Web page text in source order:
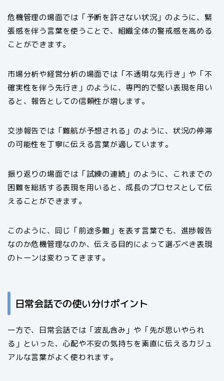
危機管理の場面では「予断を許さない状況」のように、緊
張感を伴う言葉を使うことで、組織全体の警戒感を高める
ことができます。
市場分析や経営分析の場面では「不透明な先行き」や「不
確実性を伴う先行き」のように、専門的で堅い表現を用い
ると、報告としての信頼性が増します。
交渉報告では「難航が予想される」のように、状況の停滞
の可能性を丁寧に伝える言葉が適しています。
振り返りの場面では「試練の連続」のように、これまでの
困難を総括する表現を用いると、成長のプロセスとして伝
えることができます。
このように、同じ「前途多難」を表す言葉でも、進捗報告
なのか危機管理なのか、伝える目的によって選ぶべき表現
のトーンは変わってきます。
日常会話での使い分けポイント
一方で、日常会話では「波乱含み」や「先が思いやられ
る」といった、心配や不安の気持ちを素直に伝えるカジュ
アルな言葉がよく使われます。